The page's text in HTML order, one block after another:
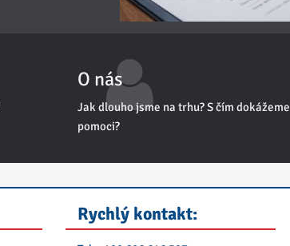
O nás
Jak dlouho jsme na trhu? S čím dokážeme
pomoci?
Rychlý kontakt: